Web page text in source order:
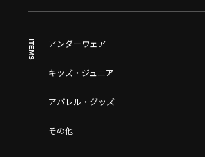
ITEMS アンダーウェア
キッズ・ジュニア
アパレル・グッズ
その他